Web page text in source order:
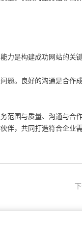
是构建成功网站的关
。良好的沟通是合作
范围与质量、沟通与合
伴，共同打造符合企业